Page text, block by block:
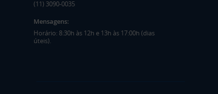
(11) 3090-0035
Mensagens:
Horário: 8:30h às 12h e 13h às 17:00h (dias
úteis).